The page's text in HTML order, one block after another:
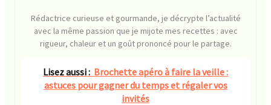
Rédactrice curieuse et gourmande, je décrypte l’actualité
avec la même passion que je mijote mes recettes : avec
rigueur, chaleur et un goût prononcé pour le partage.
Lisez aussi : Brochette apéro à faire la veille :
astuces pour gagner du temps et régaler vos
invités